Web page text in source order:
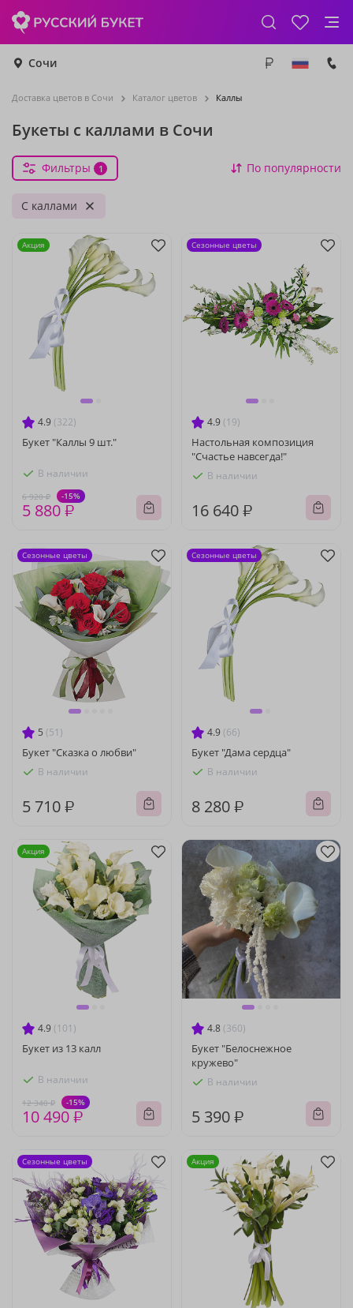
Сочи
Доставка цветов в Сочи Каталог цветов Каллы
Букеты с каллами в Сочи
Фильтры 1 По популярности
С каллами
4.9 (322)
Букет "Каллы 9 шт."
В наличии
6 920 ₽ -15%
5 880 ₽
Акция
4.9 (19)
Настольная композиция
"Счастье навсегда!"
В наличии
16 640 ₽
Сезонные цветы
5 (51)
Букет "Сказка о любви"
В наличии
5 710 ₽
Сезонные цветы
4.9 (66)
Букет "Дама сердца"
В наличии
8 280 ₽
Сезонные цветы
4.9 (101)
Букет из 13 калл
В наличии
12 340 ₽ -15%
10 490 ₽
Акция
4.8 (360)
Букет "Белоснежное
кружево"
В наличии
5 390 ₽
Сезонные цветы Акция